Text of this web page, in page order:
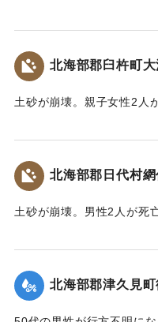
｜固有コード:
北海部郡臼杵町大
土砂が崩壊。親子女性2人
｜固有コード: 00481037
北海部郡日代村網
土砂が崩壊。男性2人が死
｜固有コード: 00481038
北海部郡津久見町